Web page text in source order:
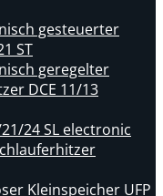
gesteuerter
ST
geregelter
DCE 11/13
21/24 SL electronic
Kleinspeicher UFP